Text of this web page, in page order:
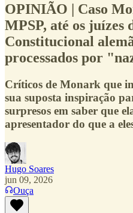
OPINIÃO | Caso
MPSP, até os juízes
Constitucional
processados por
Críticos de Monark que
sua suposta inspiração
surpresos em saber que
apresentador do que a
Hugo Soares
jun 09, 2026
Ouça